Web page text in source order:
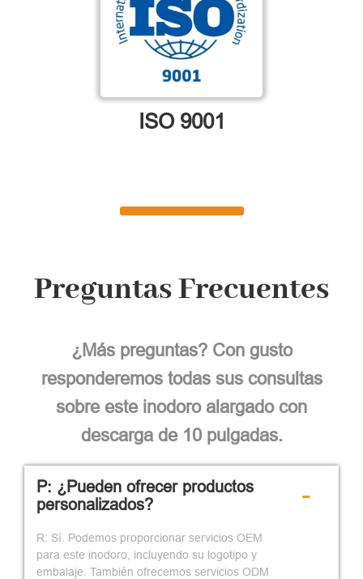
ISO 9001
Preguntas Frecuentes
¿Más preguntas? Con gusto
responderemos todas sus consultas
sobre este inodoro alargado con
descarga de 10 pulgadas.
P: ¿Pueden ofrecer productos
personalizados?
R: Sí. Podemos proporcionar servicios OEM
para este inodoro, incluyendo su logotipo y
embalaje. También ofrecemos servicios ODM
-